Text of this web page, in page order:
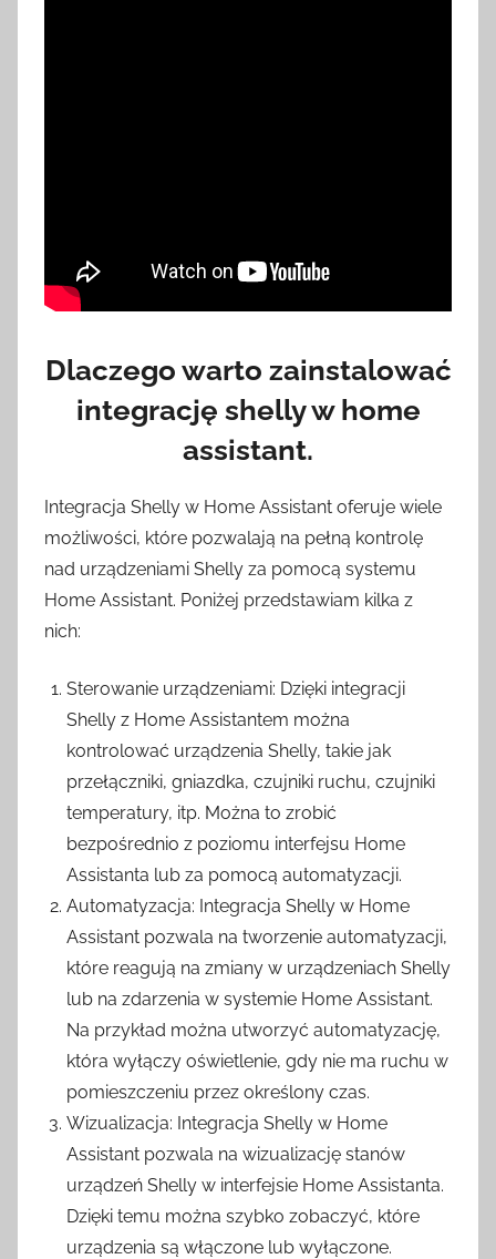
t
Dlaczego warto zainstalować
integrację shelly w home
assistant.
Integracja Shelly w Home Assistant oferuje wiele
możliwości, które pozwalają na pełną kontrolę
nad urządzeniami Shelly za pomocą systemu
Home Assistant. Poniżej przedstawiam kilka z
nich:
Sterowanie urządzeniami: Dzięki integracji
Shelly z Home Assistantem można
kontrolować urządzenia Shelly, takie jak
przełączniki, gniazdka, czujniki ruchu, czujniki
temperatury, itp. Można to zrobić
bezpośrednio z poziomu interfejsu Home
Assistanta lub za pomocą automatyzacji.
Automatyzacja: Integracja Shelly w Home
Assistant pozwala na tworzenie automatyzacji,
które reagują na zmiany w urządzeniach Shelly
lub na zdarzenia w systemie Home Assistant.
Na przykład można utworzyć automatyzację,
która wyłączy oświetlenie, gdy nie ma ruchu w
pomieszczeniu przez określony czas.
Wizualizacja: Integracja Shelly w Home
Assistant pozwala na wizualizację stanów
urządzeń Shelly w interfejsie Home Assistanta.
Dzięki temu można szybko zobaczyć, które
urządzenia są włączone lub wyłączone.